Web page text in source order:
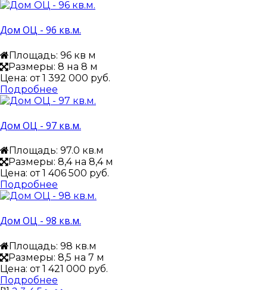
Дом ОЦ - 96 кв.м.
Площадь: 96 кв м
Размеры: 8 на 8 м
Цена: от1 392 000 руб.
Подробнее
Дом ОЦ - 97 кв.м.
Площадь: 97.0 кв.м
Размеры: 8,4 на 8,4 м
Цена: от1 406 500 руб.
Подробнее
Дом ОЦ - 98 кв.м.
Площадь: 98 кв.м
Размеры: 8,5 на 7 м
Цена: от1 421 000 руб.
Подробнее